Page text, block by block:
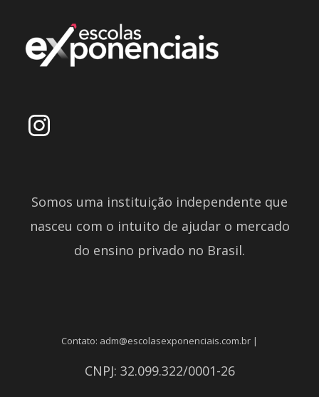
Somos uma instituição independente que
nasceu com o intuito de ajudar o mercado
do ensino privado no Brasil.
Contato: adm@escolasexponenciais.com.br |
CNPJ: 32.099.322/0001-26